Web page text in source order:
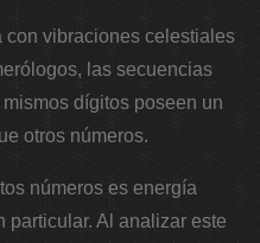
con vibraciones celestiales
las secuencias
dígitos poseen un
otros números.
números es energía
particular. Al analizar este